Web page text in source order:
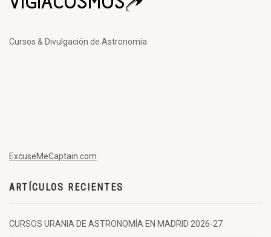
Cursos & Divulgación de Astronomía
ExcuseMeCaptain.com
ARTÍCULOS RECIENTES
CURSOS URANIA DE ASTRONOMÍA EN MADRID 2026-27